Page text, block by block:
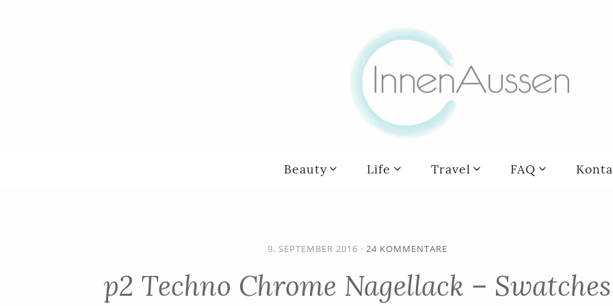
Beauty Life Travel FAQ
9. SEPTEMBER 2016 · 24 KOMMENTARE
p2 Techno Chrome Nagellack – Swatches